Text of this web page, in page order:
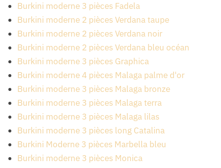
Burkini moderne 3 pièces Fadela
Burkini moderne 2 pièces Verdana taupe
Burkini moderne 2 pièces Verdana noir
Burkini moderne 2 pièces Verdana bleu océan
Burkini moderne 3 pièces Graphica
Burkini moderne 4 pièces Malaga palme d'or
Burkini moderne 3 pièces Malaga bronze
Burkini moderne 3 pièces Malaga terra
Burkini moderne 3 pièces Malaga lilas
Burkini moderne 3 pièces long Catalina
Burkini Moderne 3 pièces Marbella bleu
Burkini moderne 3 pièces Monica